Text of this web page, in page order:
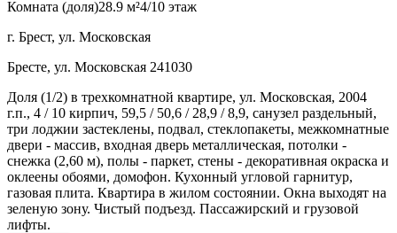
Комната (доля)28.9 м²4/10 этаж
г. Брест, ул. Московская
Бресте, ул. Московская 241030
Доля (1/2) в трехкомнатной квартире, ул. Московская, 2004
г.п., 4 / 10 кирпич, 59,5 / 50,6 / 28,9 / 8,9, санузел раздельный,
три лоджии застеклены, подвал, стеклопакеты, межкомнатные
двери - массив, входная дверь металлическая, потолки -
снежка (2,60 м), полы - паркет, стены - декоративная окраска и
оклеены обоями, домофон. Кухонный угловой гарнитур,
газовая плита. Квартира в жилом состоянии. Окна выходят на
зеленую зону. Чистый подъезд. Пассажирский и грузовой
лифты.